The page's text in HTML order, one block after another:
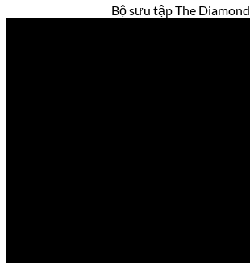
Bộ sưu tập The Diamond